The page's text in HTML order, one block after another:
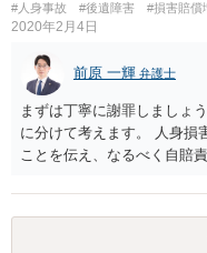
#人身事故 #後遺障害 #損害賠償
2020年2月4日
前原 一輝 弁護士
まずは丁寧に謝罪しましょ
に分けて考えます。 人身損
ことを伝え、なるべく自賠
願いしてください。 物的損
があり、写真や見積書を送
チェックする必要がありま